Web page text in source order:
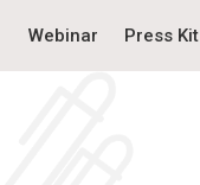
Webinar Press Kit